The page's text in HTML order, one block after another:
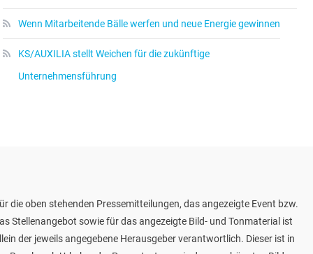
Wenn Mitarbeitende Bälle werfen und neue Energie gewinnen
KS/AUXILIA stellt Weichen für die zukünftige
Unternehmensführung
die oben stehenden Pressemitteilungen, das angezeigte Event bzw.
Stellenangebot sowie für das angezeigte Bild- und Tonmaterial ist
der jeweils angegebene Herausgeber verantwortlich. Dieser ist in